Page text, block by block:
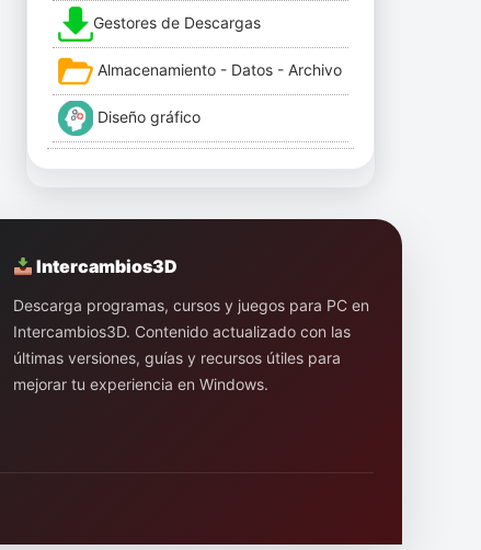
Gestores de Descargas
Almacenamiento - Datos - Archivo
Diseño gráfico
Intercambios3D
Descarga programas, cursos y juegos para PC en
Intercambios3D. Contenido actualizado con las
últimas versiones, guías y recursos útiles para
mejorar tu experiencia en Windows.